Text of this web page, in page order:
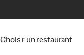
Choisir un restaurant